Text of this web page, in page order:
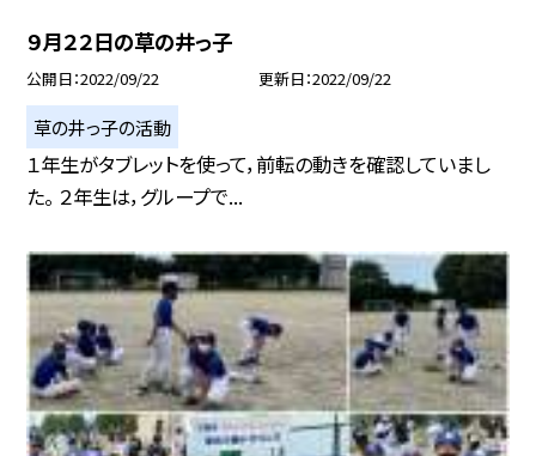
９月２２日の草の井っ子
公開日 2022/09/22 更新日 2022/09/22
草の井っ子の活動
１年生がタブレットを使って，前転の動きを確認していまし
た。 ２年生は，グループで...